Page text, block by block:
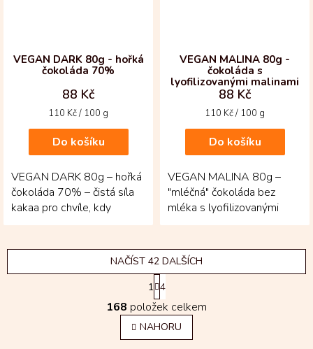
VEGAN DARK 80g - hořká
čokoláda 70%
88 Kč
Měrná
110 Kč / 100 g
Do košíku
VEGAN DARK 80g – hořká
čokoláda 70% – čistá síla
kakaa pro chvíle, kdy
chcete jen poctivou chuť
VEGAN MALINA 80g -
čokoláda s
lyofilizovanými malinami
88 Kč
Měrná
110 Kč / 100 g
Do košíku
VEGAN MALINA 80g –
"mléčná" čokoláda bez
mléka s lyofilizovanými
malinami– ovocně svěží
O
v
l
á
NAČÍST 42 DALŠÍCH
S
t
r
á
n
k
1 4
168 položek celkem
NAHORU